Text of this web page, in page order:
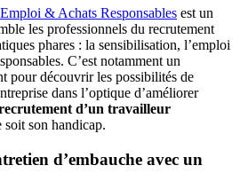
& Achats Responsables est un
les professionnels du recrutement
phares : la sensibilisation, l’emploi
C’est notamment un
pour découvrir les possibilités de
dans l’optique d’améliorer
d’un travailleur
soit son handicap.
d’embauche avec un